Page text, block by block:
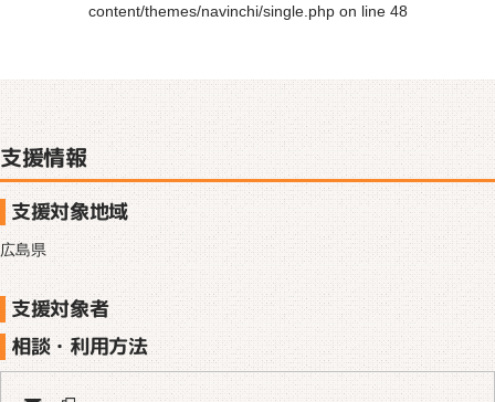
content/themes/navinchi/single.phpon line 48
支援情報
支援対象地域
広島県
支援対象者
相談・利用方法